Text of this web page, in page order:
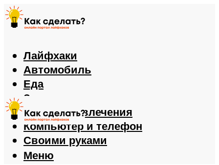
Лайфхаки
Автомобиль
Еда
Здоровье
Игры и развлечения
Компьютер и телефон
Своими руками
Меню